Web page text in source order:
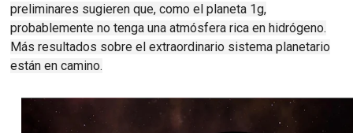
preliminares sugieren que, como el planeta 1g,
probablemente no tenga una atmósfera rica en hidrógeno.
Más resultados sobre el extraordinario sistema planetario
están en camino.